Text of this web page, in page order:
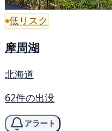
低リスク
摩周湖
北海道
62件の出没
アラート